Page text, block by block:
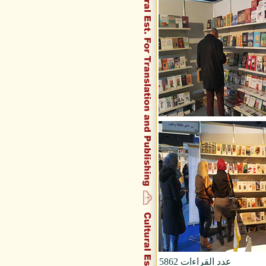
عدد القراءات 5862